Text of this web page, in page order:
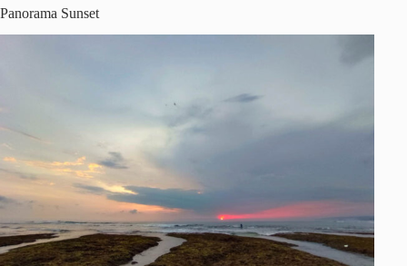
Panorama Sunset